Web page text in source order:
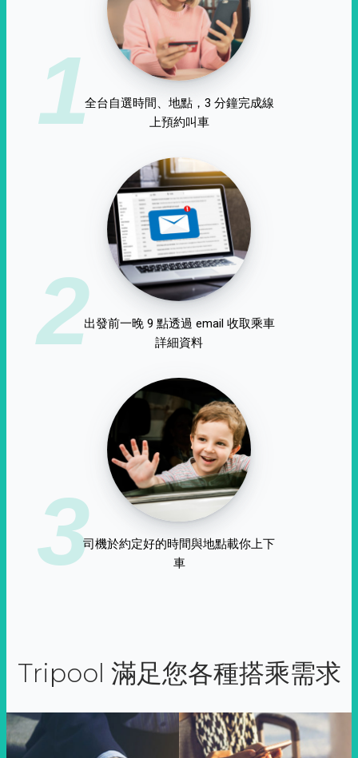
1全台自選時間、地點，3 分鐘完成線
上預約叫車
2出發前一晚 9 點透過 email 收取乘車
詳細資料
3司機於約定好的時間與地點載你上下
車
Tripool 滿足您各種搭乘需求